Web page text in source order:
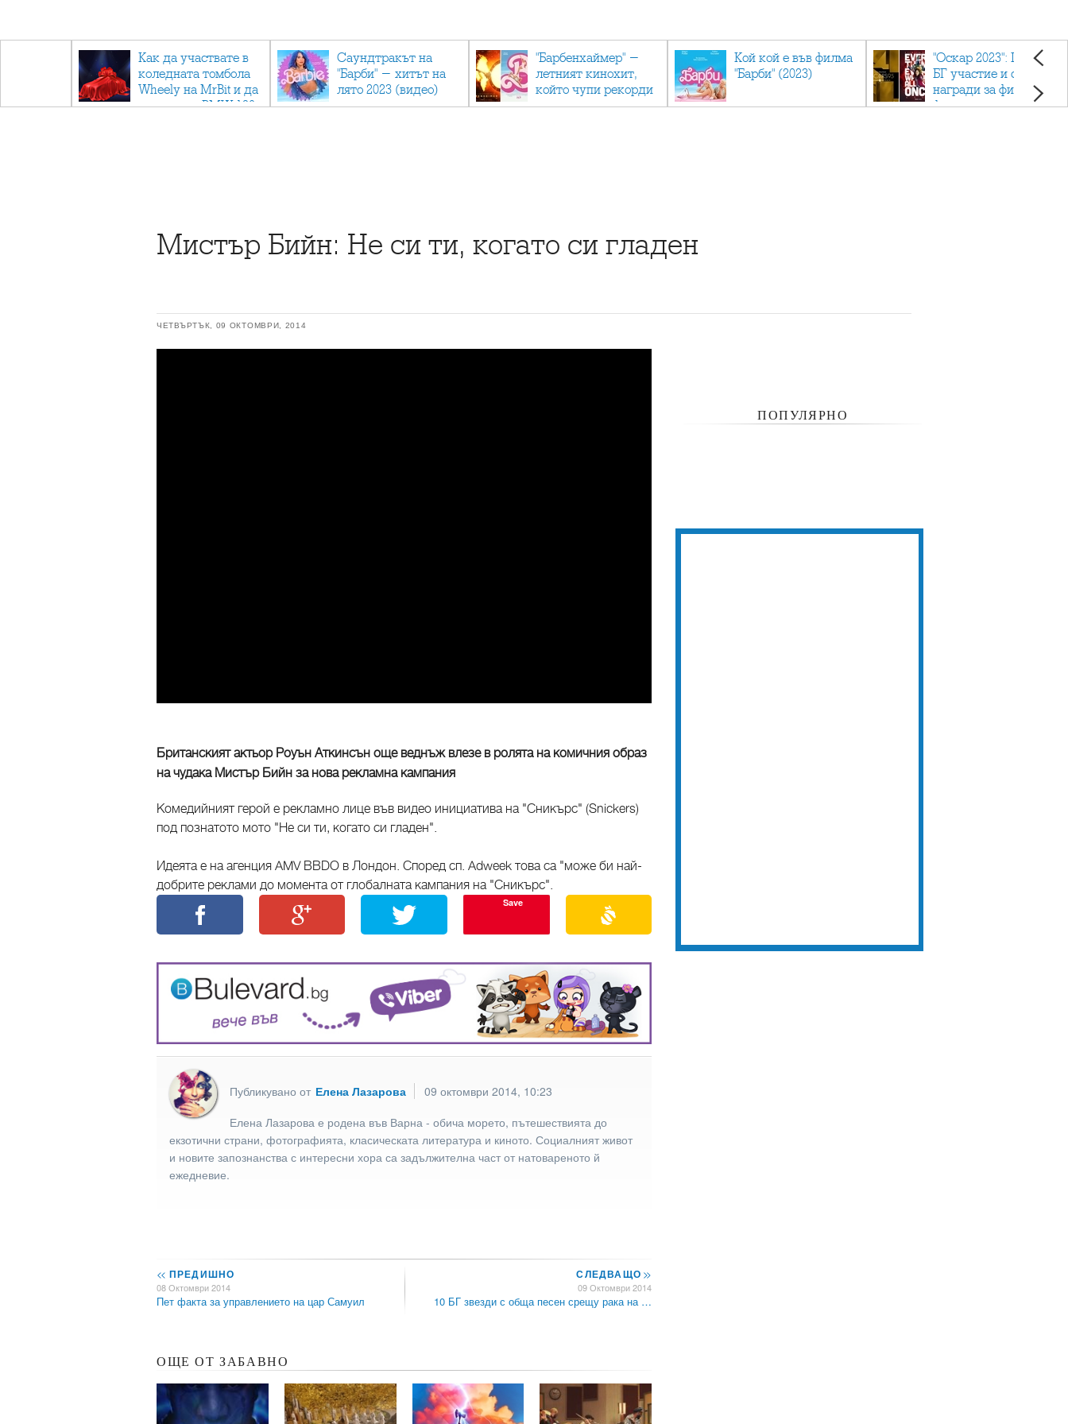
Как да участвате в
коледната томбола
Wheely на MrBit и да
спечелите BMW 120
Саундтракът на
"Барби" - хитът на
лято 2023 (видео)
"Барбенхаймер" -
летният кинохит,
който чупи рекорди
Кой кой е във филма
"Барби" (2023)
"Оскар 2023": Приз с
БГ участие и седем
награди за филма
фаворит
Мистър Бийн: Не си ти, когато си гладен
ЧЕТВЪРТЪК, 09 ОКТОМВРИ, 2014
Британският актьор Роуън Аткинсън още веднъж влезе в ролята на комичния образ
на чудака Мистър Бийн за нова рекламна кампания
Комедийният герой е рекламно лице във видео инициатива на "Сникърс" (Snickers)
под познатото мото "Не си ти, когато си гладен".
Идеята е на агенция AMV BBDO в Лондон. Според сп. Adweek това са "може би най-
добрите реклами до момента от глобалната кампания на "Сникърс".
Save
Публикувано от Елена Лазарова
09 октомври 2014, 10:23
Елена Лазарова е родена във Варна - обича морето, пътешествията до
екзотични страни, фотографията, класическата литература и киното. Социалният живот
и новите запознанства с интересни хора са задължителна част от натовареното й
ежедневие.
<< ПРЕДИШНО
08 Октомври 2014
Пет факта за управлението на цар Самуил
СЛЕДВАЩО>>
09 Октомври 2014
10 БГ звезди с обща песен срещу рака на …
ОЩЕ ОТ ЗАБАВНО
ПОПУЛЯРНО